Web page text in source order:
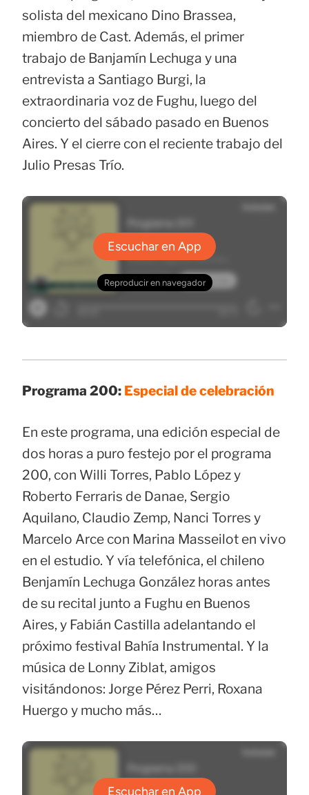
solista del mexicano Dino Brassea,
miembro de Cast. Además, el primer
trabajo de Banjamín Lechuga y una
entrevista a Santiago Burgi, la
extraordinaria voz de Fughu, luego del
concierto del sábado pasado en Buenos
Aires. Y el cierre con el reciente trabajo del
Julio Presas Trío.
Programa 200: Especial de celebración
En este programa, una edición especial de
dos horas a puro festejo por el programa
200, con Willi Torres, Pablo López y
Roberto Ferraris de Danae, Sergio
Aquilano, Claudio Zemp, Nanci Torres y
Marcelo Arce con Marina Masseilot en vivo
en el estudio. Y vía telefónica, el chileno
Benjamín Lechuga González horas antes
de su recital junto a Fughu en Buenos
Aires, y Fabián Castilla adelantando el
próximo festival Bahía Instrumental. Y la
música de Lonny Ziblat, amigos
visitándonos: Jorge Pérez Perri, Roxana
Huergo y mucho más…